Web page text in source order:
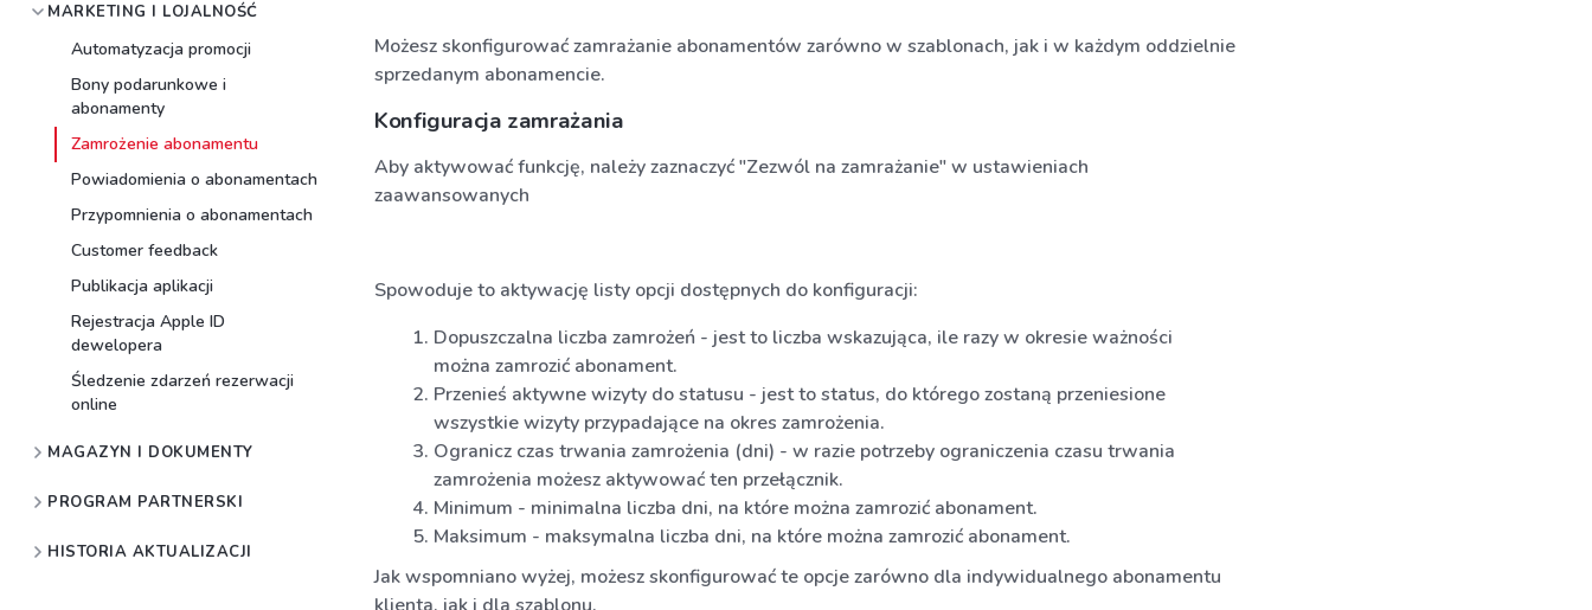
MARKETING I LOJALNOŚĆ
Automatyzacja promocji
Bony podarunkowe i
abonamenty
Zamrożenie abonamentu
Powiadomienia o abonamentach
Przypomnienia o abonamentach
Customer feedback
Publikacja aplikacji
Rejestracja Apple ID
dewelopera
Śledzenie zdarzeń rezerwacji
online
MAGAZYN I DOKUMENTY
PROGRAM PARTNERSKI
HISTORIA AKTUALIZACJI
Możesz skonfigurować zamrażanie abonamentów zarówno w szablonach, jak i w każdym oddzielnie
sprzedanym abonamencie.
Konfiguracja zamrażania
Aby aktywować funkcję, należy zaznaczyć "Zezwól na zamrażanie" w ustawieniach
zaawansowanych
Spowoduje to aktywację listy opcji dostępnych do konfiguracji:
Dopuszczalna liczba zamrożeń - jest to liczba wskazująca, ile razy w okresie ważności
można zamrozić abonament.
Przenieś aktywne wizyty do statusu - jest to status, do którego zostaną przeniesione
wszystkie wizyty przypadające na okres zamrożenia.
Ogranicz czas trwania zamrożenia (dni) - w razie potrzeby ograniczenia czasu trwania
zamrożenia możesz aktywować ten przełącznik.
Minimum - minimalna liczba dni, na które można zamrozić abonament.
Maksimum - maksymalna liczba dni, na które można zamrozić abonament.
Jak wspomniano wyżej, możesz skonfigurować te opcje zarówno dla indywidualnego abonamentu